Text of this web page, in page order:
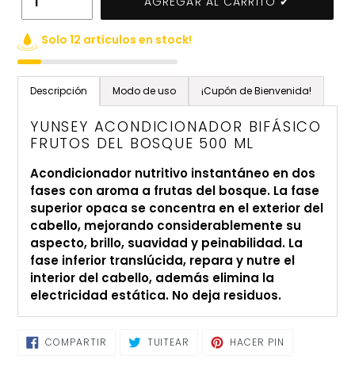
Solo 12 artículos en stock!
de
compra
Descripción Modo de uso ¡Cupón de Bienvenida!
YUNSEY ACONDICIONADOR BIFÁSICO
FRUTOS DEL BOSQUE 500 ML
Acondicionador nutritivo instantáneo en dos
fases con aroma a frutas del bosque. La fase
superior opaca se concentra en el exterior del
cabello, mejorando considerablemente su
aspecto, brillo, suavidad y peinabilidad. La
fase inferior translúcida, repara y nutre el
interior del cabello, además elimina la
electricidad estática. No deja residuos.
COMPARTIR COMPARTIRTUITEAR TUITEARHACER PIN